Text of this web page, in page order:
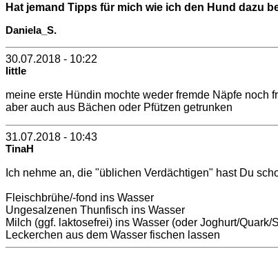
Hat jemand Tipps für mich wie ich den Hund dazu
Daniela_S.
30.07.2018 - 10:22
little
meine erste Hündin mochte weder fremde Näpfe noch
aber auch aus Bächen oder Pfützen getrunken
31.07.2018 - 10:43
TinaH
Ich nehme an, die "üblichen Verdächtigen" hast Du
Fleischbrühe/-fond ins Wasser
Ungesalzenen Thunfisch ins Wasser
Milch (ggf. laktosefrei) ins Wasser (oder Joghurt/Quark/
Leckerchen aus dem Wasser fischen lassen